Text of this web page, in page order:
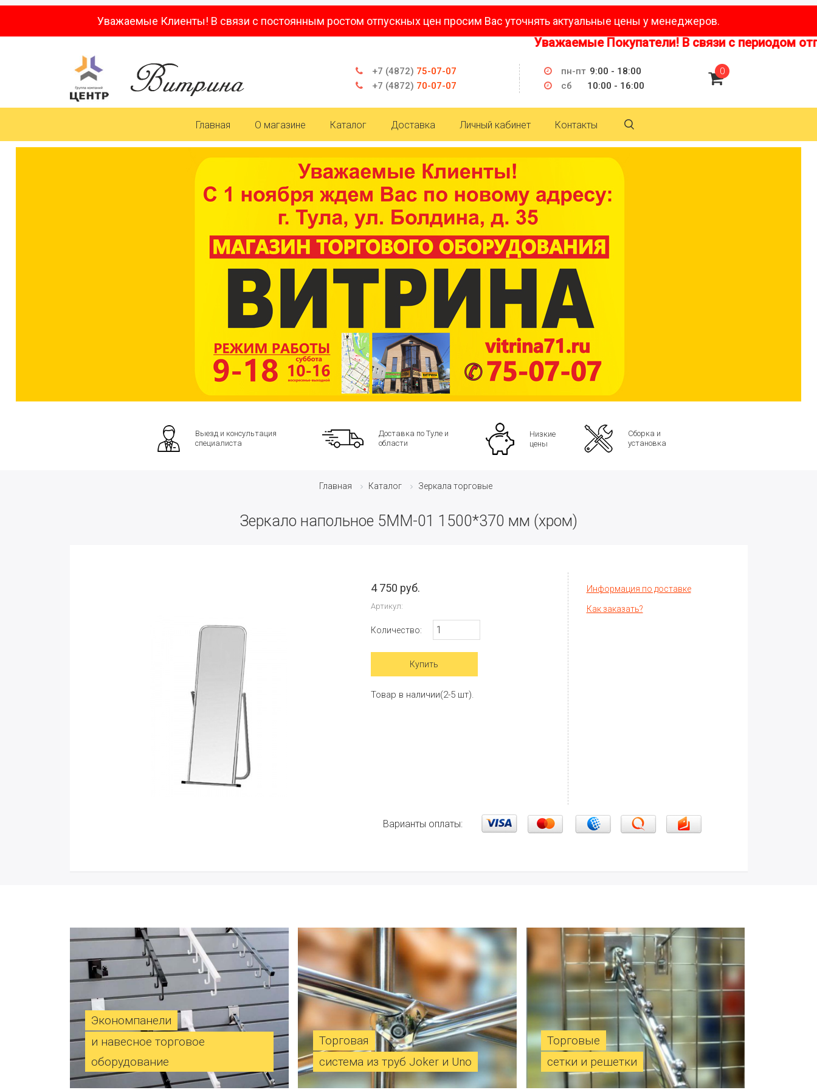
Уважаемые Клиенты! В связи с постоянным ростом отпускных цен просим Вас уточнять актуальные цены у менеджеров.
Уважаемые Покупатели! В связи с периодом
+7 (4872) 75-07-07
+7 (4872) 70-07-07
пн-пт 9:00 - 18:00
сб
10:00 - 16:00
0
Главная О магазине Каталог Доставка Личный кабинет Контакты
Выезд и консультация
специалиста
Доставка по Туле и
области
Низкие
цены
Сборка и
установка
Главная Каталог Зеркала торговые
Зеркало напольное 5ММ-01 1500*370 мм (хром)
4 750 руб.
Артикул:
Количество:
Товар в наличии(2-5 шт).
Информация по доставке
Как заказать?
Варианты оплаты:
Экономпанели
и навесное торговое
оборудование
Торговая
система из труб Joker и Uno
Торговые
сетки и решетки